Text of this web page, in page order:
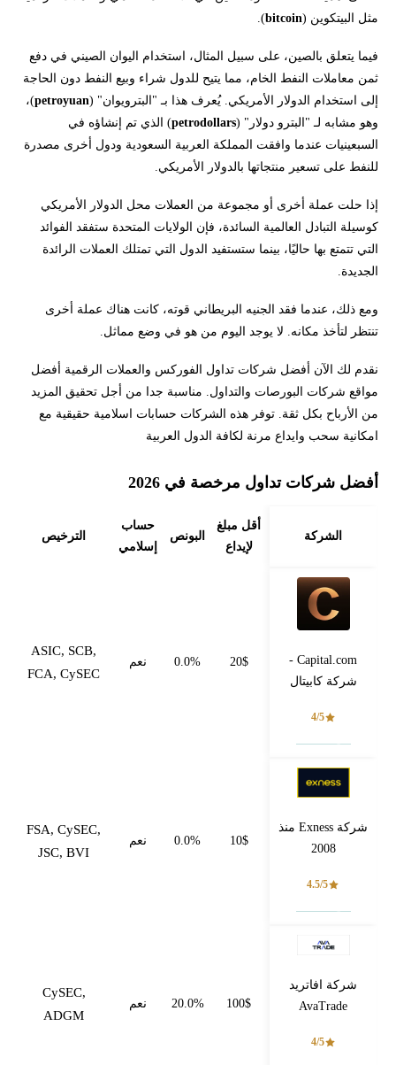
مثل البيتكوين (bitcoin
).
فيما يتعلق بالصين، على سبيل المثال، استخدام اليوان الصيني في دفع
ثمن معاملات النفط الخام، مما يتيح للدول شراء وبيع النفط دون الحاجة
إلى استخدام الدولار الأمريكي. يُعرف هذا بـ "البترويوان" (petroyuan)،
وهو مشابه لـ "البترو دولار" (petrodollars) الذي تم إنشاؤه في
السبعينيات عندما وافقت المملكة العربية السعودية ودول أخرى مصدرة
للنفط على تسعير منتجاتها بالدولار الأمريكي.
إذا حلت عملة أخرى أو مجموعة من العملات محل الدولار الأمريكي
كوسيلة التبادل العالمية السائدة، فإن الولايات المتحدة ستفقد الفوائد
التي تتمتع بها حاليًا، بينما ستستفيد الدول التي تمتلك العملات الرائدة
الجديدة.
ومع ذلك، عندما فقد الجنيه البريطاني قوته، كانت هناك عملة أخرى
تنتظر لتأخذ مكانه. لا يوجد اليوم من هو في وضع مماثل.
نقدم لك الآن أفضل شركات تداول الفوركس والعملات الرقمية أفضل
مواقع شركات البورصات والتداول. مناسبة جدا من أجل تحقيق المزيد
من الأرباح بكل ثقة. توفر هذه الشركات حسابات اسلامية حقيقية مع
امكانية سحب وايداع مرنة لكافة الدول العربية
أفضل شركات تداول مرخصة في 2026
الشركة
أقل مبلغ
لإيداع
البونص
حساب
إسلامي
الترخيص
Capital.com -
شركة كابيتال
4/5
20$
0.0% نعم
ASIC, SCB,
FCA, CySEC
شركة Exness منذ
2008
4.5/5
10$
0.0% نعم
FSA, CySEC,
JSC, BVI
شركة افاتريد
AvaTrade
4/5
100$
20.0% نعم
CySEC,
ADGM